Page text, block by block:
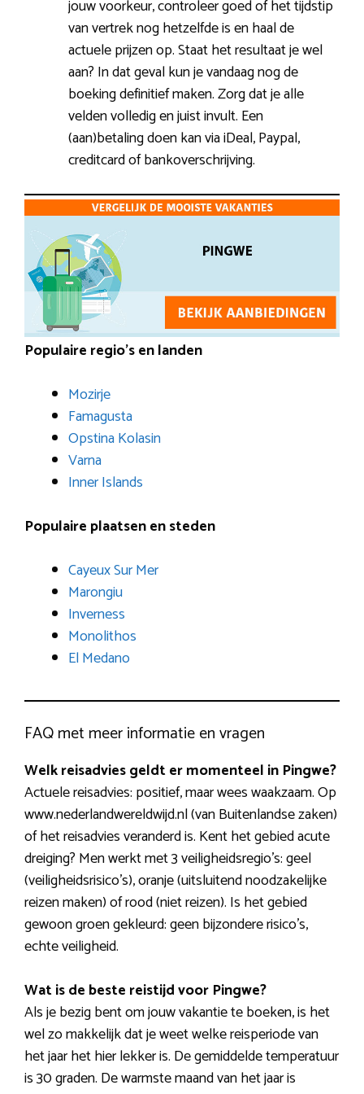
jouw voorkeur, controleer goed of het tijdstip
van vertrek nog hetzelfde is en haal de
actuele prijzen op. Staat het resultaat je wel
aan? In dat geval kun je vandaag nog de
boeking definitief maken. Zorg dat je alle
velden volledig en juist invult. Een
(aan)betaling doen kan via iDeal, Paypal,
creditcard of bankoverschrijving.
Populaire regio’s en landen
Mozirje
Famagusta
Opstina Kolasin
Varna
Inner Islands
Populaire plaatsen en steden
Cayeux Sur Mer
Marongiu
Inverness
Monolithos
El Medano
FAQ met meer informatie en vragen
Welk reisadvies geldt er momenteel in Pingwe?
Actuele reisadvies: positief, maar wees waakzaam. Op
www.nederlandwereldwijd.nl (van Buitenlandse zaken)
of het reisadvies veranderd is. Kent het gebied acute
dreiging? Men werkt met 3 veiligheidsregio’s: geel
(veiligheidsrisico’s), oranje (uitsluitend noodzakelijke
reizen maken) of rood (niet reizen). Is het gebied
gewoon groen gekleurd: geen bijzondere risico’s,
echte veiligheid.
Wat is de beste reistijd voor Pingwe?
Als je bezig bent om jouw vakantie te boeken, is het
wel zo makkelijk dat je weet welke reisperiode van
het jaar het hier lekker is. De gemiddelde temperatuur
is 30 graden. De warmste maand van het jaar is